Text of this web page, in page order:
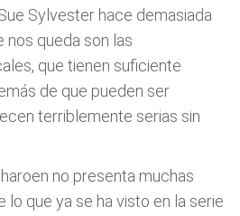
Sylvester hace demasiada
nos queda son las
que tienen suficiente
de que pueden ser
terriblemente serias sin
no presenta muchas
lo que ya se ha visto en la serie